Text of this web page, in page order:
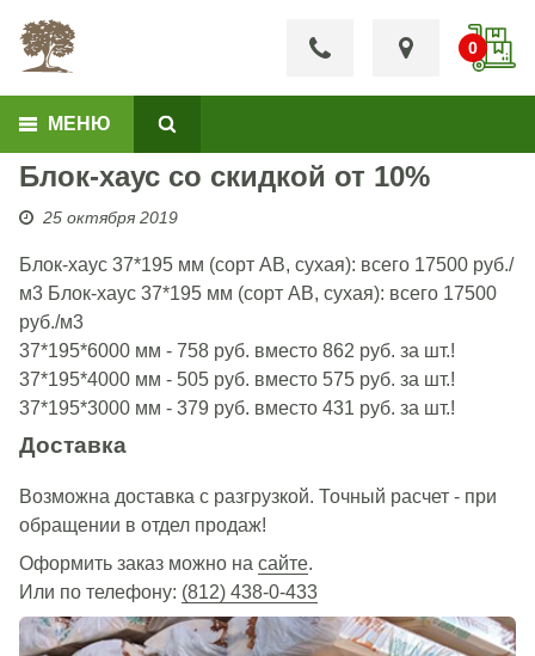
МЕНЮ
Блок-хаус со скидкой от 10%
25 октября 2019
Блок-хаус 37*195 мм (сорт АВ, сухая): всего 17500 руб./
м3 Блок-хаус 37*195 мм (сорт АВ, сухая): всего 17500
руб./м3
37*195*6000 мм - 758 руб. вместо 862 руб. за шт.!
37*195*4000 мм - 505 руб. вместо 575 руб. за шт.!
37*195*3000 мм - 379 руб. вместо 431 руб. за шт.!
Доставка
Возможна доставка с разгрузкой. Точный расчет - при
обращении в отдел продаж!
Оформить заказ можно на сайте.
Или по телефону: (812) 438-0-433